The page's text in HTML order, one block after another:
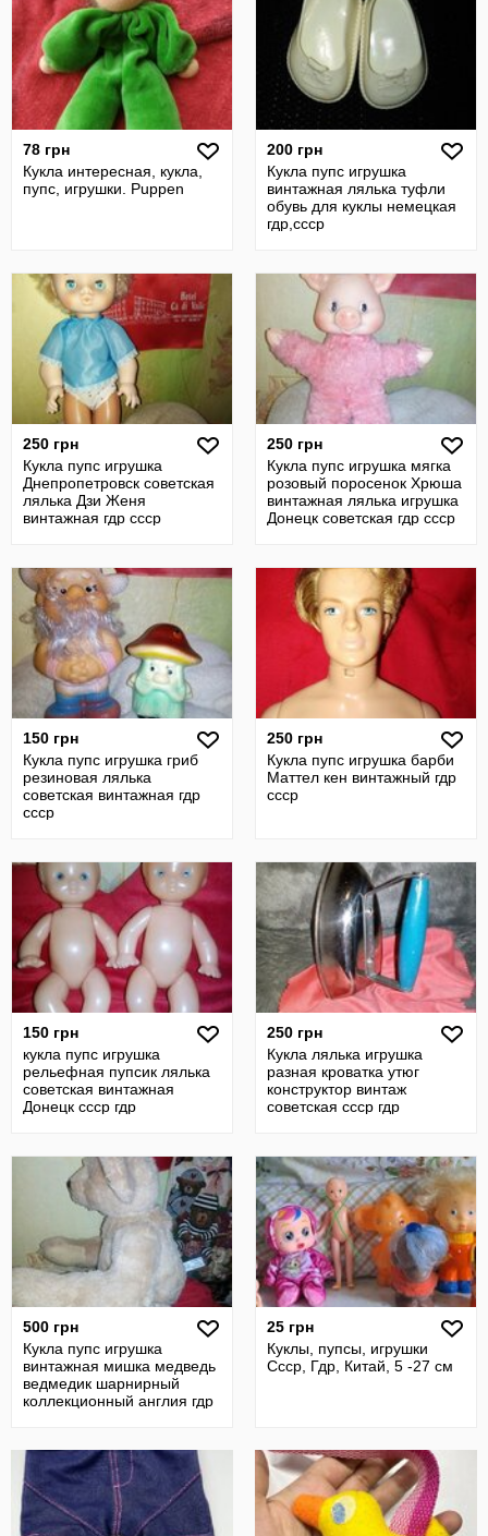
78 грн
Кукла интересная, кукла,
пупс, игрушки. Puppen
200 грн
Кукла пупс игрушка
винтажная лялька туфли
обувь для куклы немецкая
гдр,ссср
250 грн
Кукла пупс игрушка
Днепропетровск советская
лялька Дзи Женя
винтажная гдр ссср
250 грн
Кукла пупс игрушка мягка
розовый поросенок Хрюша
винтажная лялька игрушка
Донецк советская гдр ссср
150 грн
Кукла пупс игрушка гриб
резиновая лялька
советская винтажная гдр
ссср
250 грн
Кукла пупс игрушка барби
Маттел кен винтажный гдр
ссср
150 грн
кукла пупс игрушка
рельефная пупсик лялька
советская винтажная
Донецк ссср гдр
250 грн
Кукла лялька игрушка
разная кроватка утюг
конструктор винтаж
советская ссср гдр
500 грн
Кукла пупс игрушка
винтажная мишка медведь
ведмедик шарнирный
коллекционный англия гдр
25 грн
Куклы, пупсы, игрушки
Ссср, Гдр, Китай, 5 -27 см